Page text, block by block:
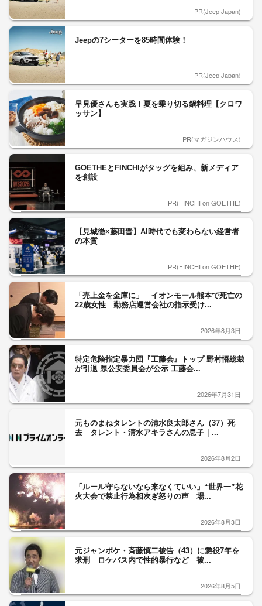
PR(Jeep Japan)
Jeepの7シーターを85時間体験！
PR(Jeep Japan)
早見優さんも実践！夏を乗り切る鍋料理【クロワ
ッサン】
PR(マガジンハウス)
GOETHEとFINCHIがタッグを組み、新メディア
を創設
PR(FINCHI on GOETHE)
【見城徹×藤田晋】AI時代でも変わらない経営者
の本質
PR(FINCHI on GOETHE)
「売上金を金庫に」 イオンモール熊本で死亡の
22歳女性 勤務店運営会社の指示受け...
2026年8月3日
特定危険指定暴力団『工藤会』トップ 野村悟総裁
が引退 県公安委員会が公示 工藤会...
2026年7月31日
元ものまねタレントの清水良太郎さん（37）死
去 タレント・清水アキラさんの息子｜...
2026年8月2日
「ルール守らないなら来なくていい」“世界一”花
火大会で禁止行為相次ぎ怒りの声 場...
2026年8月3日
元ジャンポケ・斉藤慎二被告（43）に懲役7年を
求刑 ロケバス内で性的暴行など 被...
2026年8月5日